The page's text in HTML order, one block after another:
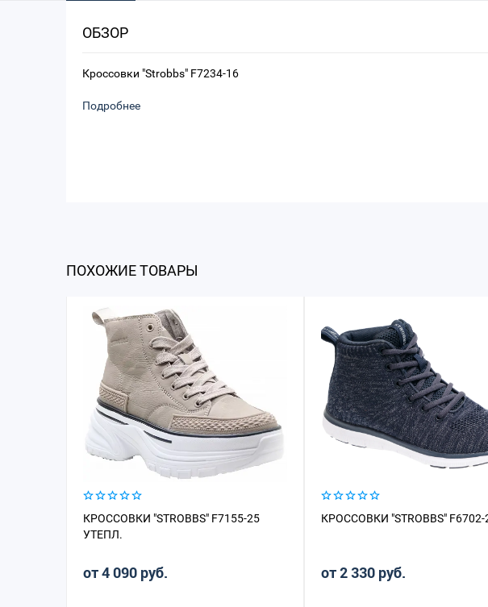
ОБЗОР
Кроссовки "Strobbs" F7234-16
Подробнее
ПОХОЖИЕ ТОВАРЫ
КРОССОВКИ "STROBBS" F7155-25
УТЕПЛ.
от 4 090 руб.
КРОССОВКИ "STROBBS" F6702-
от 2 330 руб.